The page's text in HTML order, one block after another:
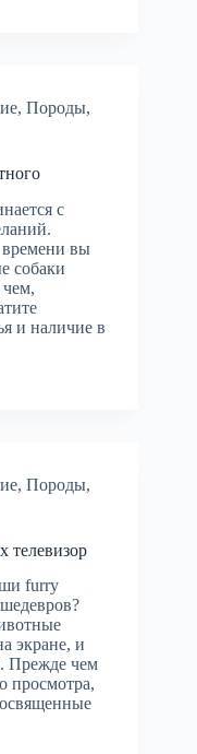
, Породы,
с
времени вы
собаки
и наличие в
, Породы,
телевизор
furry
экране, и
Прежде чем
просмотра,